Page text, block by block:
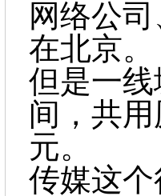
网络公
在北京。
但是一
间，共
元。
传媒这